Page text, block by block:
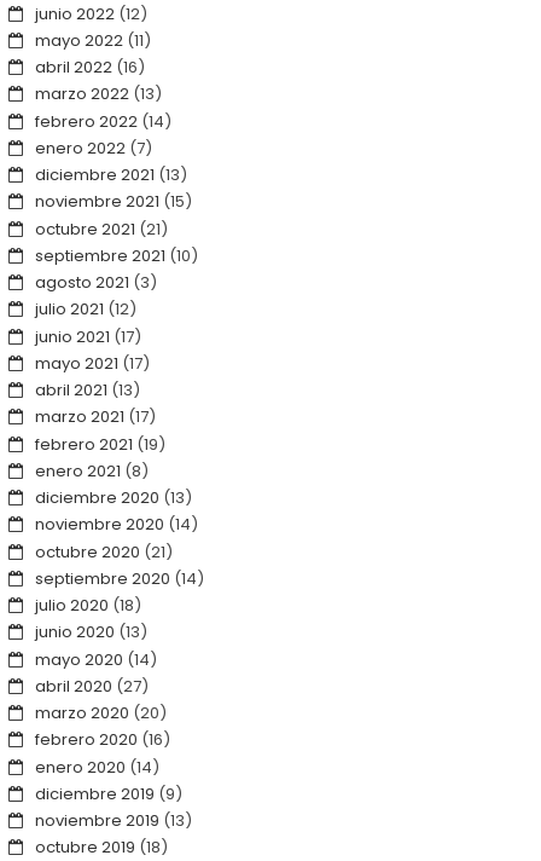
junio 2022(12)
mayo 2022(11)
abril 2022(16)
marzo 2022(13)
febrero 2022(14)
enero 2022(7)
diciembre 2021 (13)
noviembre 2021 (15)
octubre 2021 (21)
septiembre 2021 (10)
agosto 2021 (3)
julio 2021 (12)
junio 2021 (17)
mayo 2021 (17)
abril 2021 (13)
marzo 2021 (17)
febrero 2021 (19)
enero 2021 (8)
diciembre 2020 (13)
noviembre 2020 (14)
octubre 2020 (21)
septiembre 2020 (14)
julio 2020 (18)
junio 2020 (13)
mayo 2020 (14)
abril 2020 (27)
marzo 2020 (20)
febrero 2020 (16)
enero 2020 (14)
diciembre 2019 (9)
noviembre 2019 (13)
octubre 2019 (18)